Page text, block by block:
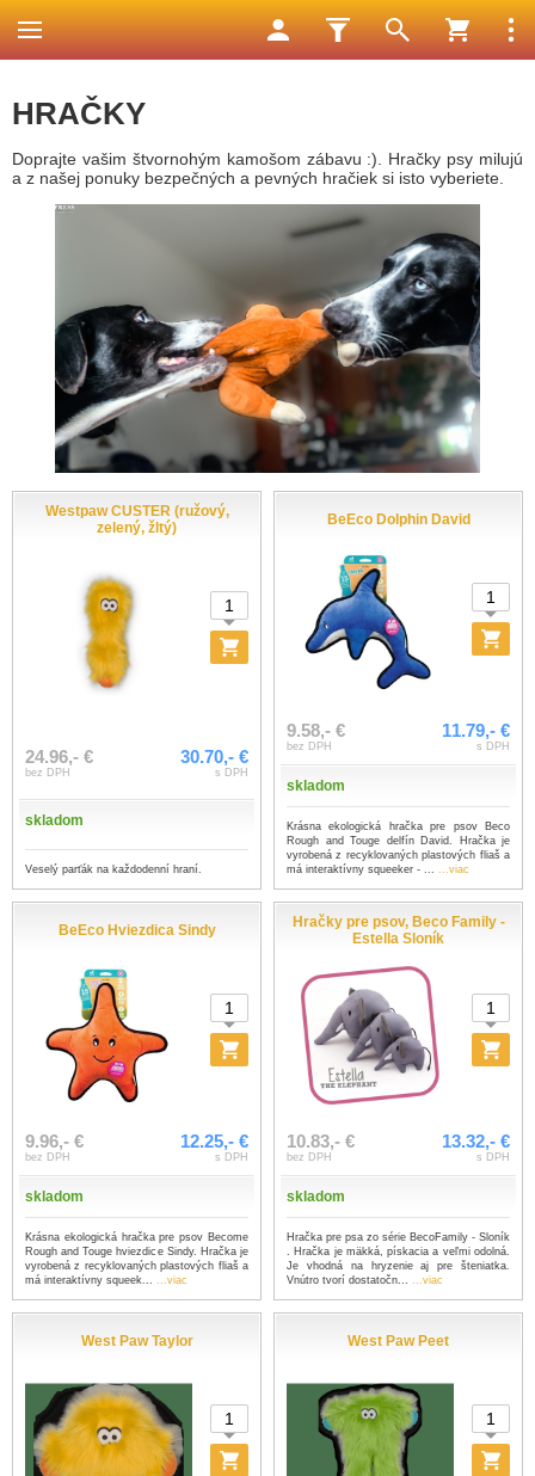
HRAČKY
Doprajte vašim štvornohým kamošom zábavu :). Hračky psy milujú
a z našej ponuky bezpečných a pevných hračiek si isto vyberiete.
Westpaw CUSTER (ružový,
zelený, žltý)
24.96,- €
bez DPH
30.70,- €
s DPH
skladom
Veselý parťák na každodenní hraní.
BeEco Dolphin David
9.58,- €
bez DPH
11.79,- €
s DPH
skladom
Krásna ekologická hračka pre psov Beco
Rough and Touge delfín David. Hračka je
vyrobená z recyklovaných plastových fliaš a
má interaktívny squeeker - ... ...viac
BeEco Hviezdica Sindy
9.96,- €
bez DPH
12.25,- €
s DPH
skladom
Krásna ekologická hračka pre psov Become
Rough and Touge hviezdice Sindy. Hračka je
vyrobená z recyklovaných plastových fliaš a
má interaktívny squeek... ...viac
Hračky pre psov, Beco Family -
Estella Sloník
10.83,- €
bez DPH
13.32,- €
s DPH
skladom
Hračka pre psa zo série BecoFamily - Sloník
. Hračka je mäkká, pískacia a veľmi odolná.
Je vhodná na hryzenie aj pre šteniatka.
Vnútro tvorí dostatočn... ...viac
West Paw Taylor West Paw Peet